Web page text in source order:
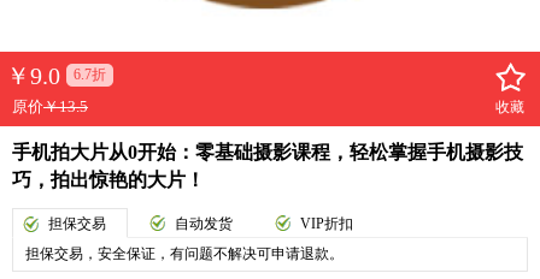
￥9.0 6.7折
原价￥13.5 收藏
手机拍大片从0开始：零基础摄影课程，轻松掌握手机摄影技
巧，拍出惊艳的大片！
担保交易 自动发货
VIP折扣
担保交易，安全保证，有问题不解决可申请退款。